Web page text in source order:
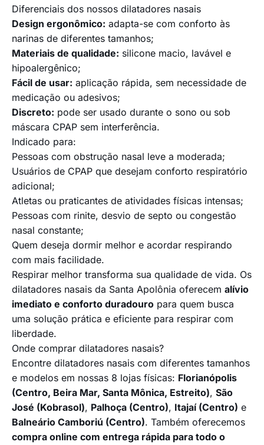
Diferenciais dos nossos dilatadores nasais
Design ergonômico: adapta-se com conforto às
narinas de diferentes tamanhos;
Materiais de qualidade: silicone macio, lavável e
hipoalergênico;
Fácil de usar: aplicação rápida, sem necessidade de
medicação ou adesivos;
Discreto: pode ser usado durante o sono ou sob
máscara CPAP sem interferência.
Indicado para:
Pessoas com obstrução nasal leve a moderada;
Usuários de CPAP que desejam conforto respiratório
adicional;
Atletas ou praticantes de atividades físicas intensas;
Pessoas com rinite, desvio de septo ou congestão
nasal constante;
Quem deseja dormir melhor e acordar respirando
com mais facilidade.
Respirar melhor transforma sua qualidade de vida. Os
dilatadores nasais da Santa Apolônia oferecem alívio
imediato e conforto duradouro para quem busca
uma solução prática e eficiente para respirar com
liberdade.
Onde comprar dilatadores nasais?
Encontre dilatadores nasais com diferentes tamanhos
e modelos em nossas 8 lojas físicas: Florianópolis
(Centro, Beira Mar, Santa Mônica, Estreito), São
José (Kobrasol), Palhoça (Centro), Itajaí (Centro) e
Balneário Camboriú (Centro). Também oferecemos
compra online com entrega rápida para todo o